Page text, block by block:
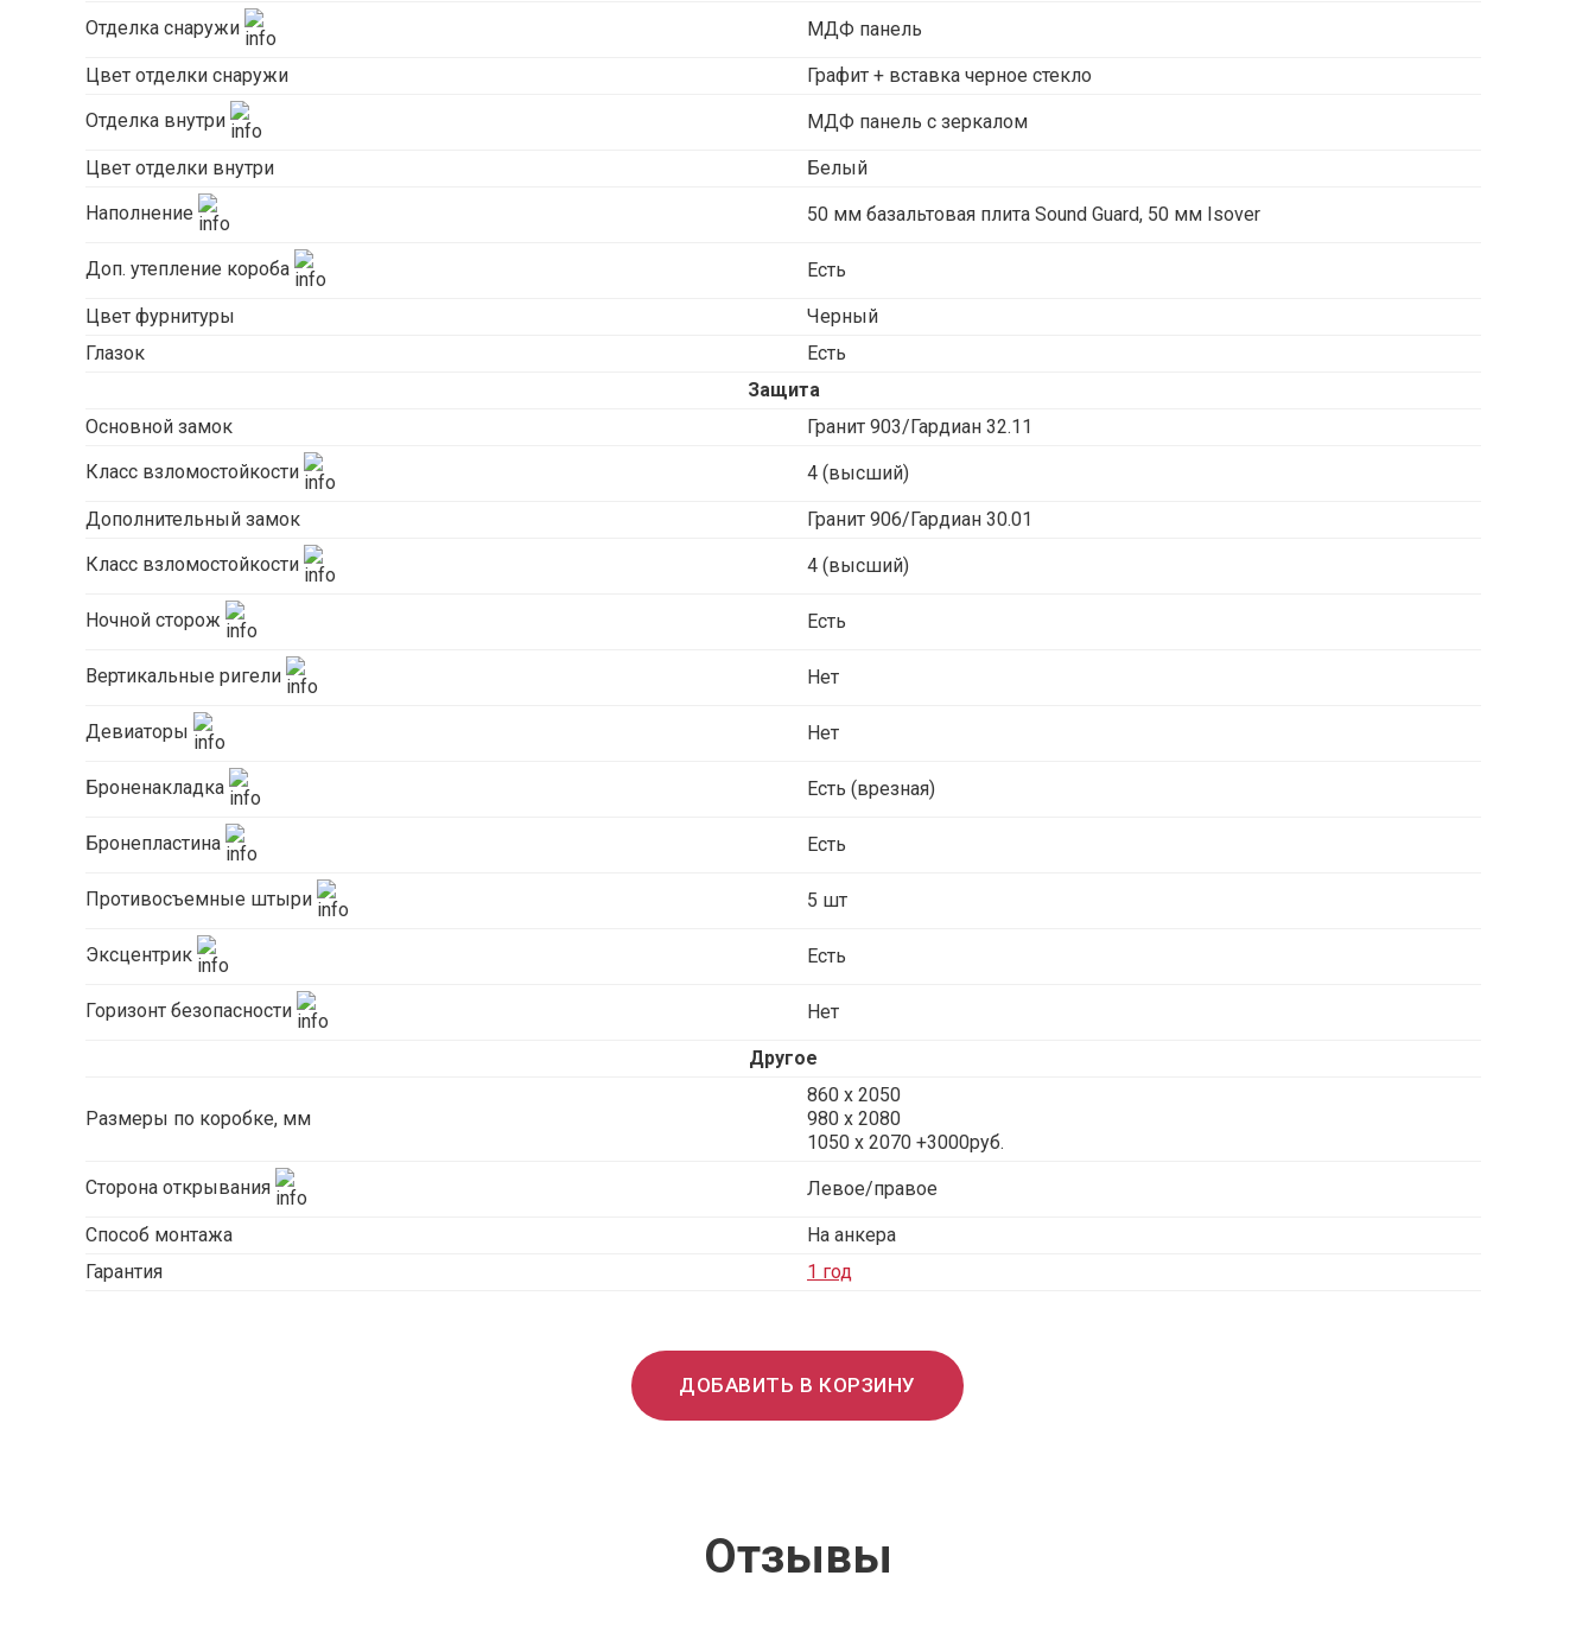
Отделка снаружи МДФ панель
Цвет отделки снаружи Графит + вставка черное стекло
Отделка внутри МДФ панель с зеркалом
Цвет отделки внутри Белый
Наполнение 50 мм базальтовая плита Sound Guard, 50 мм Isover
Доп. утепление короба Есть
Цвет фурнитуры
Черный
Глазок
Есть
Защита
Основной замок
Гранит 903/Гардиан 32.11
Класс взломостойкости 4 (высший)
Дополнительный замок Гранит 906/Гардиан 30.01
Класс взломостойкости 4 (высший)
Ночной сторож Есть
Вертикальные ригели Нет
Девиаторы Нет
Броненакладка Есть (врезная)
Бронепластина Есть
Противосъемные штыри 5 шт
Эксцентрик Есть
Горизонт безопасности Нет
Другое
Размеры по коробке, мм
860 х 2050
980 x 2080
1050 x 2070 +3000руб.
Сторона открывания Левое/правое
Способ монтажа
На анкера
Гарантия
1 год
ДОБАВИТЬ В КОРЗИНУ
Отзывы